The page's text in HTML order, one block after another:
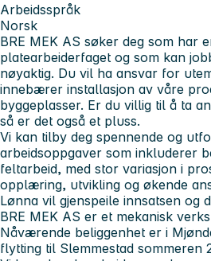
Arbeidsspråk
Norsk
BRE MEK AS søker deg som har
platearbeiderfaget og som kan
nøyaktig. Du vil ha ansvar for
innebærer installasjon av våre
byggeplasser. Er du villig til å ta
så er det også et pluss.
Vi kan tilby deg spennende og
arbeidsoppgaver som inkluderer
feltarbeid, med stor variasjon i
opplæring, utvikling og økende
Lønna vil gjenspeile innsatsen og
BRE MEK AS er et mekanisk
Nåværende beliggenhet er i
flytting til Slemmestad sommeren